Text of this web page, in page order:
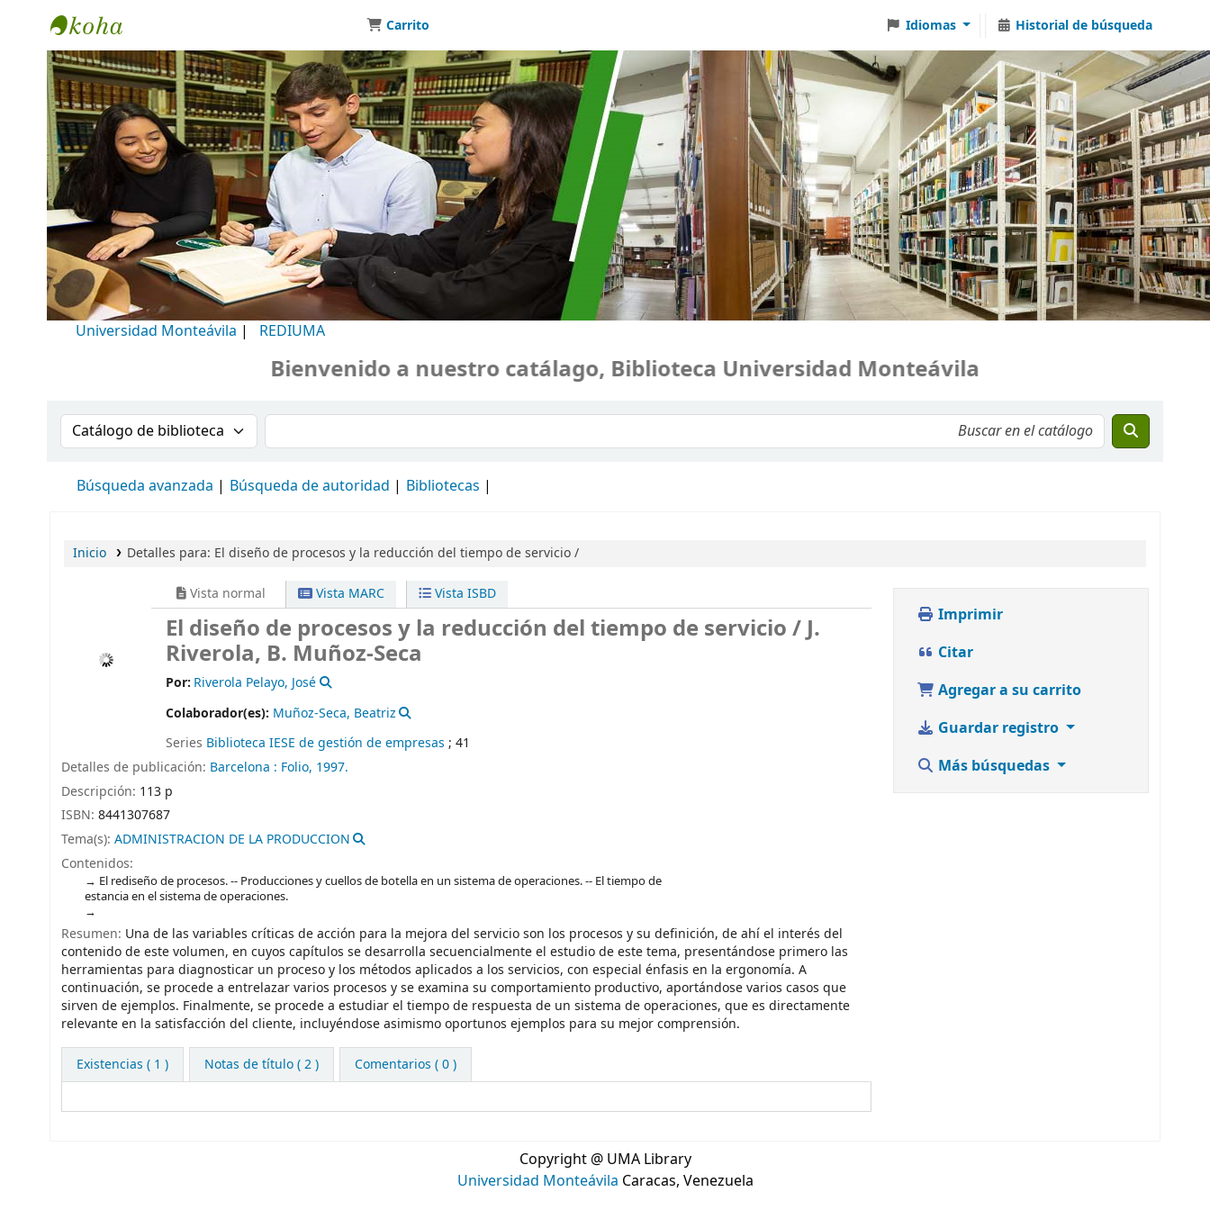
Biblioteca Universidad Monteávila
Carrito Idiomas Historial de búsqueda
Universidad Monteávila | REDIUMA
Bienvenido a nuestro catálago, Biblioteca Universidad Monteávila
Buscar en el catálogo por:Buscar en el catálogo
Búsqueda avanzada Búsqueda de autoridad Bibliotecas
Inicio Detalles para: El diseño de procesos y la reducción del tiempo de servicio /
Vista normal Vista MARC Vista ISBD
El diseño de procesos y la reducción del tiempo de servicio /J.
Riverola, B. Muñoz-Seca
Por: Riverola Pelayo, José
Colaborador(es): Muñoz-Seca, Beatriz
Series Biblioteca IESE de gestión de empresas ; 41
Detalles de publicación: Barcelona : Folio, 1997.
Descripción: 113 p
ISBN: 8441307687
Tema(s): ADMINISTRACION DE LA PRODUCCION
Contenidos:
El rediseño de procesos. -- Producciones y cuellos de botella en un sistema de operaciones. -- El tiempo de
estancia en el sistema de operaciones.
Resumen: Una de las variables críticas de acción para la mejora del servicio son los procesos y su definición, de ahí el interés del
contenido de este volumen, en cuyos capítulos se desarrolla secuencialmente el estudio de este tema, presentándose primero las
herramientas para diagnosticar un proceso y los métodos aplicados a los servicios, con especial énfasis en la ergonomía. A
continuación, se procede a entrelazar varios procesos y se examina su comportamiento productivo, aportándose varios casos que
sirven de ejemplos. Finalmente, se procede a estudiar el tiempo de respuesta de un sistema de operaciones, que es directamente
relevante en la satisfacción del cliente, incluyéndose asimismo oportunos ejemplos para su mejor comprensión.
Existencias ( 1 ) Notas de título ( 2 ) Comentarios ( 0 )
Imprimir
Citar
Agregar a su carrito
Guardar registro
Más búsquedas
Copyright @ UMA Library
Universidad Monteávila Caracas, Venezuela